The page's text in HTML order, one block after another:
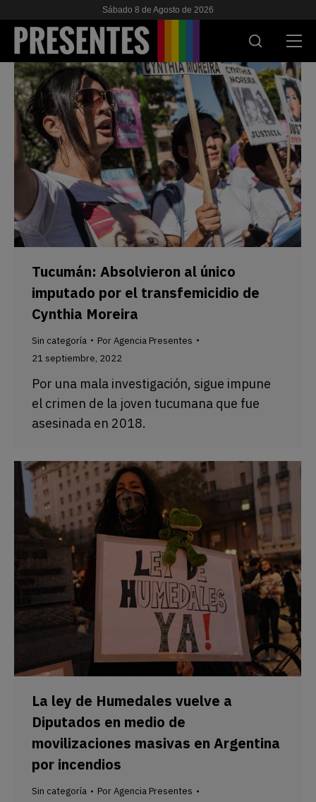
Sábado 8 de Agosto de 2026
ACTUALIDAD
INVESTIGACIONES
VIH & SIDA
ESCUELA
NOSOTRES
APOYANOS
Tucumán: Absolvieron al único
imputado por el transfemicidio de
Cynthia Moreira
Sin categoría PorAgencia Presentes
21 septiembre, 2022
Por una mala investigación, sigue impune
el crimen de la joven tucumana que fue
asesinada en 2018.
La ley de Humedales vuelve a
Diputados en medio de
movilizaciones masivas en Argentina
por incendios
Sin categoría PorAgencia Presentes